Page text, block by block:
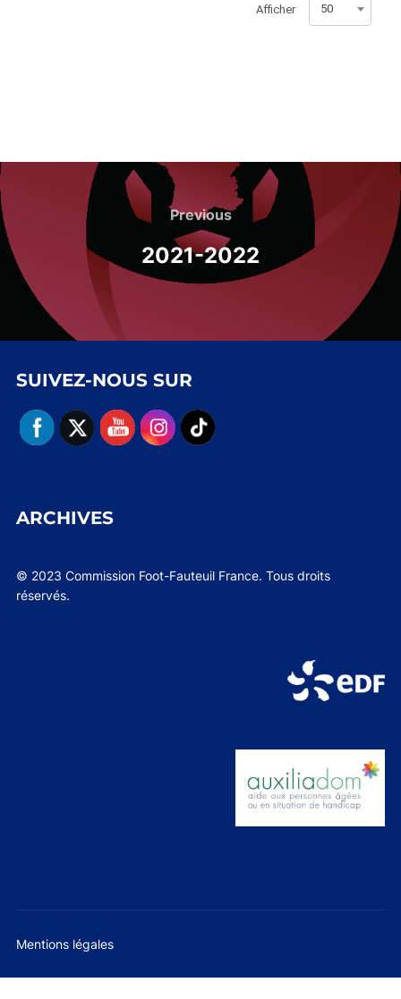
Afficher 50
Navigation
de
l’article
Previous
Previous
2021-2022
SUIVEZ-NOUS SUR
ARCHIVES
© 2023 Commission Foot-Fauteuil France. Tous droits
réservés.
Mentions légales